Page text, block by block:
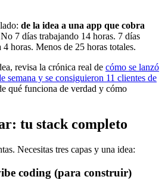
de la idea a una app que cobra
No 7 días trabajando 14 horas. 7 días
4 horas. Menos de 25 horas totales.
revisa la crónica real de cómo se lanzó
semana y se consiguieron 11 clientes de
qué funciona de verdad y cómo
tu stack completo
Necesitas tres capas y una idea:
coding (para construir)